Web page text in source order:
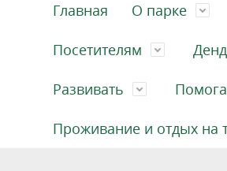
Главная О парке
Посетителям
Развивать
Проживание и отдых на